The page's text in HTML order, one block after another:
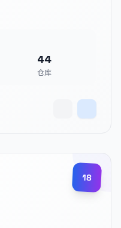
44
仓库
18